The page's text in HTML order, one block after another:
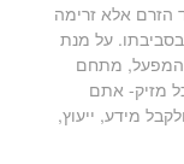
הזרם אלא זרימה
על מנת
המפעל, מתחם
מזיק- אתם
מידע, ייעוץ,